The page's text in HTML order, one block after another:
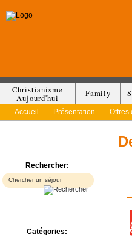
Christianisme
Aujourd'hui
Family
Accueil Présentation Offres
Rechercher:
Catégories: